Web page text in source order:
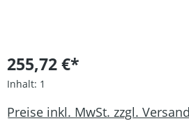
255,72 €*
Inhalt: 1
Preise inkl. MwSt. zzgl.